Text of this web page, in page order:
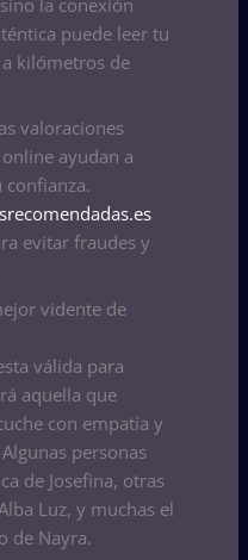
la conexión
puede leer tu
kilómetros de
valoraciones
ayudan a
evitar fraudes y
vidente de
válida para
aquella que
con empatía y
personas
de Josefina, otras
Luz, y muchas el
de Nayra.